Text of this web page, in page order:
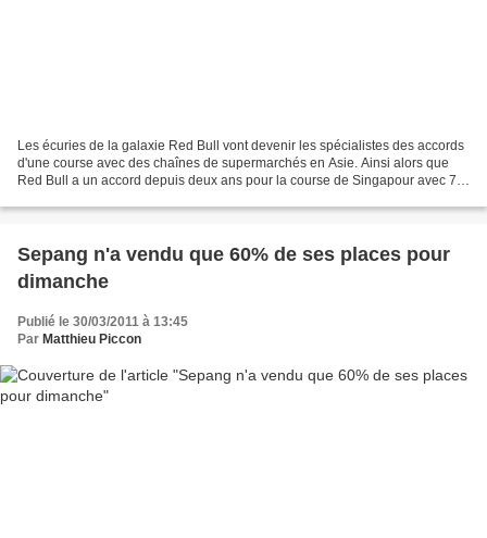
Les écuries de la galaxie Red Bull vont devenir les spécialistes des accords
d'une course avec des chaînes de supermarchés en Asie. Ainsi alors que
Red Bull a un accord depuis deux ans pour la course de Singapour avec 7-
Sepang n'a vendu que 60% de ses places pour
dimanche
Publié le 30/03/2011 à 13:45
Par Matthieu Piccon